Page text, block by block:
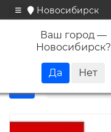
Новосибирск
Ваш город —
Новосибирск?